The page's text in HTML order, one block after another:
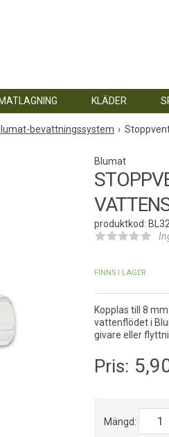
KLÄDER
bevattningssystem
Blumat
produktkod:
FINNS I LAGER
Kopplas till 8
vattenflödet i
givare eller
Pris:
Mängd: